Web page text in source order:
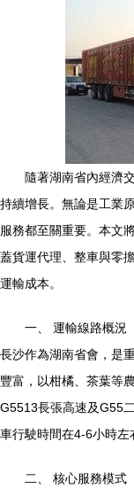
隨著湖南省內經濟
持續增長。無論是工業
服務都至關重要。本文
蓋貨運代理、整車與零
運輸成本。
一、 運輸線路概況
長沙作為湖南省會，是
豐富，以柑橘、茶葉等
G5513長張高速及G55
車行駛時間在4-6小時左
二、 核心服務模式